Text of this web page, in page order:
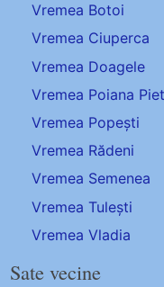
Vremea Botoi
Vremea Ciuperca
Vremea Doagele
Vremea Poiana
Vremea Popești
Vremea Rădeni
Vremea Semenea
Vremea Tulești
Vremea Vladia
Sate vecine